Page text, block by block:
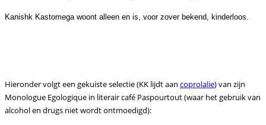
Kanishk Kastomega woont alleen en is, voor zover bekend, kinderloos.
Hieronder volgt een gekuiste selectie (KK lijdt aan coprolalie) van zijn
Monologue Egologique in literair café Paspourtout (waar het gebruik van
alcohol en drugs niet wordt ontmoedigd):